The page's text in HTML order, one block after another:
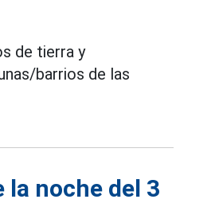
de tierra y
barrios de las
la noche del 3